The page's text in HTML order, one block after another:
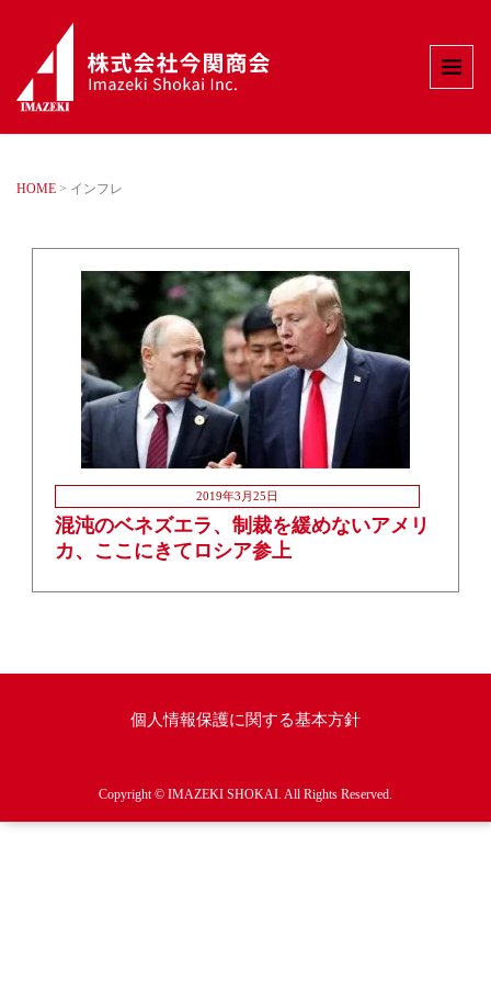
HOME > インフレ
2019年3月25日
混沌のベネズエラ、制裁を緩めないアメリ
カ、ここにきてロシア参上
個人情報保護に関する基本方針
Copyright © IMAZEKI SHOKAI. All Rights Reserved.